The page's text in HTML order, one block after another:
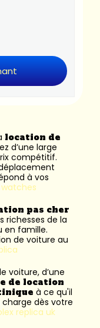
location de
d’une large
compétitif.
à vos
pas cher
richesses de la
en famille.
de voiture au
voiture, d’une
de location
à ce qu'il
dès votre
replica uk